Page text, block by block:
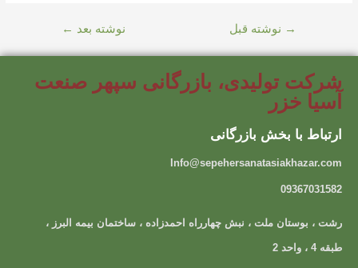
→ نوشته قبل نوشته بعد ←
شرکت تولیدی، بازرگانی سپهر صنعت
آسیا خزر
ارتباط با بخش بازرگانی
Info@sepehersanatasiakhazar.com
09367031582
رشت ، بوستان ملت ، نبش چهارراه احمدزاده ، ساختمان بیمه البرز ،
طبقه 4 ، واحد 2